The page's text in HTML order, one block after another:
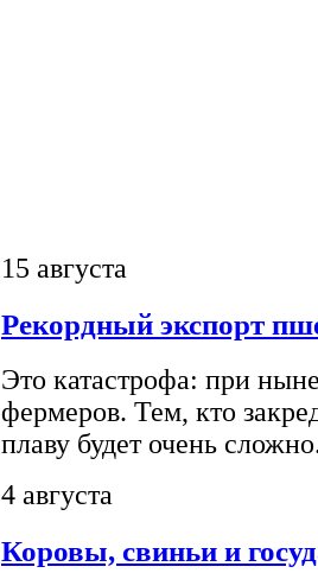
15 августа
Рекордный экспорт
Это катастрофа: при
фермеров. Тем, кто
плаву будет очень
4 августа
Коровы, свиньи и